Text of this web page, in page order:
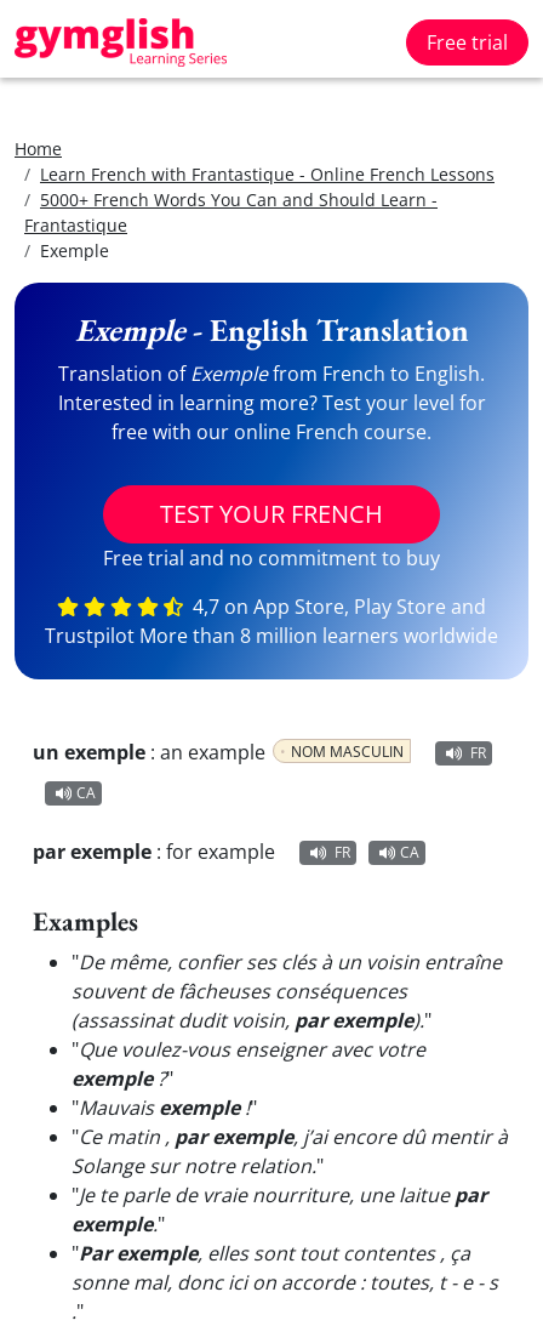
Free trial
Home
Learn French with Frantastique - Online French Lessons
5000+ French Words You Can and Should Learn -
Frantastique
Exemple
Exemple- English Translation
Translation ofExemplefrom French to English.
Interested in learning more? Test your level for
free with our online French course.
TEST YOUR FRENCH
Free trial and no commitment to buy
4,7 on App Store, Play Store and
Trustpilot More than 8 million learners worldwide
un exemple : an example NOM MASCULIN
FR
CA
par exemple : for example FR CA
Examples
"De même, confier ses clés à un voisin entraîne
souvent de fâcheuses conséquences
(assassinat dudit voisin, par exemple)."
"Que voulez-vous enseigner avec votre
exemple?"
"Mauvaisexemple!"
"Ce matin , par exemple, j’ai encore dû mentir à
Solange sur notre relation."
"Je te parle de vraie nourriture, une laituepar
exemple."
"Par exemple, elles sont tout contentes , ça
sonne mal, donc ici on accorde : toutes, t - e - s
."